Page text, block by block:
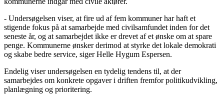
- Undersøgelsen viser, at fire ud af fem kommuner har haft et
stigende fokus på at samarbejde med civilsamfundet inden for det
seneste år, og at samarbejdet ikke er drevet af et ønske om at spare
penge. Kommunerne ønsker derimod at styrke det lokale demokrati
og skabe bedre service, siger Helle Hygum Espersen.
Endelig viser undersøgelsen en tydelig tendens til, at der
samarbejdes om konkrete opgaver i driften fremfor politikudvikling,
planlægning og prioritering.